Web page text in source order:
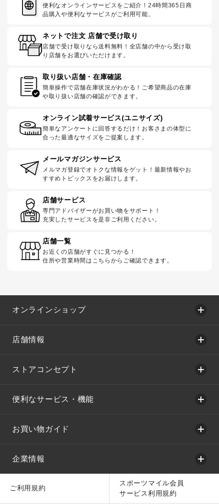
便利なオンラインサービスをご紹介！24時間365日商
品購入や便利なサービスがご利用可能。
ネットで注文 店舗で受け取り
店舗で受け取りなら送料無料！全店舗の中から受け取
り店舗をお選びいただけます。
取り扱い店舗・在庫確認
簡単操作で店舗在庫状況がわかる！ご希望商品の在庫
や取り扱い店舗の確認ができます。
オンライン試着サービス(ユニサイズ)
簡単なアンケートに回答するだけ！お客さまの体型に
合った最適なサイズをご提案します。
メールマガジンサービス
メルマガ登録でオトクな情報をゲット！最新情報やお
すすめトピックスをお届けします。
店舗サービス
専門アドバイザーがお買い物をサポート！
充実したサービスを是非ご利用ください。
店舗一覧
お近くの店舗がすぐに見つかる！
住所や営業時間はこちらからご確認できます。
オンラインショップ
店舗情報
ストアコンセプト
便利なサービス・機能
お買い物ガイド
企業情報
ご利用規約
スポーツマイル会員
サービス利用規約